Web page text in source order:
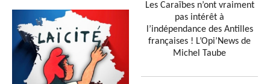
Les Caraïbes n’ont vraiment
pas intérêt à
l’indépendance des Antilles
françaises ! L’Opi’News de
Michel Taube